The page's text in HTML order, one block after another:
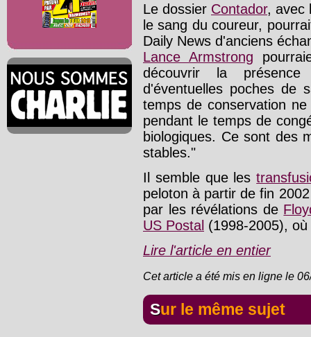
Le dossier Contador, avec
le sang du coureur,
Daily News d'anciens
Lance Armstrong
découvrir la
d'éventuelles poches de
temps de conservation
pendant le temps de
biologiques. Ce sont des
stables."
Il semble que les
peloton à partir de fin
par les révélations de
US Postal (1998-2005),
Lire l'article en entier
Cet article a été mis en ligne le
Sur le même sujet